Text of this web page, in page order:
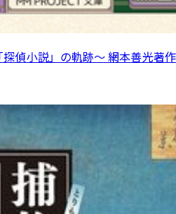
偵小説」の軌跡〜 網本善光著